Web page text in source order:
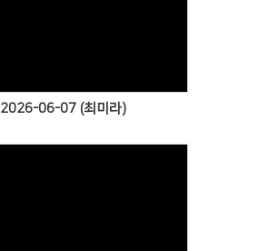
2026-06-07 (최미라)